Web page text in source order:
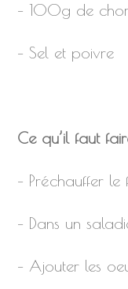
– 100g de
– Sel et poivre
Ce qu’il faut
– Préchauffer le
– Dans un
– Ajouter les